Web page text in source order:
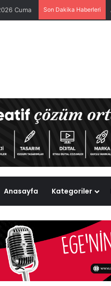
Cuma Son Dakika Haberleri
Anasayfa Kategoriler